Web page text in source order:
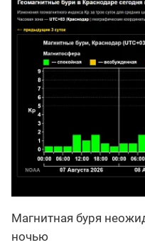
Магнитная буря
ночью